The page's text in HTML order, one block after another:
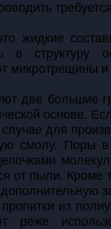
жидкие
в структуру
микротрещины и
две большие
основе.
для
смолу. Поры
от пыли. Кроме
из
реже